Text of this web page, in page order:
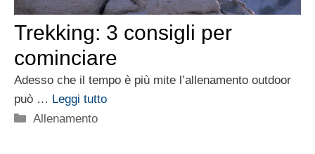
Trekking: 3 consigli per
cominciare
Adesso che il tempo è più mite l’allenamento outdoor
può … Leggi tutto
Categorie
Allenamento